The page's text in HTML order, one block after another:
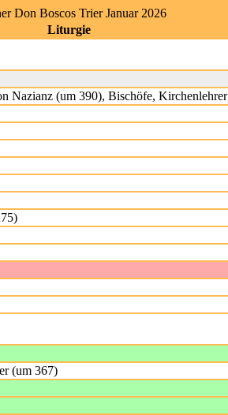
Don Boscos Trier Januar 2026
Liturgie
Nazianz (um 390), Bischöfe, Kirchenlehrer
(um 367)